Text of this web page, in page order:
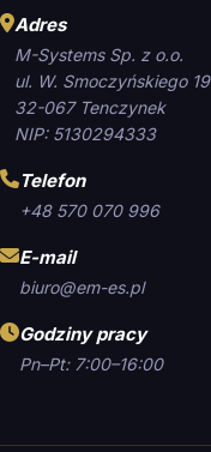
Adres
M-Systems Sp. z o.o.
ul. W. Smoczyńskiego 19
32-067 Tenczynek
NIP: 5130294333
Telefon
+48 570 070 996
E-mail
biuro@em-es.pl
Godziny pracy
Pn–Pt: 7:00–16:00